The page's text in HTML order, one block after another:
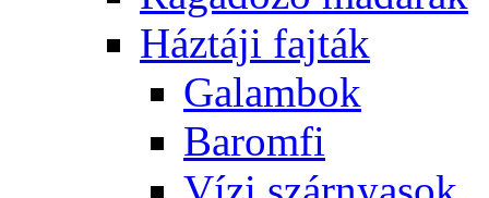
Háztáji fajták
Galambok
Baromfi